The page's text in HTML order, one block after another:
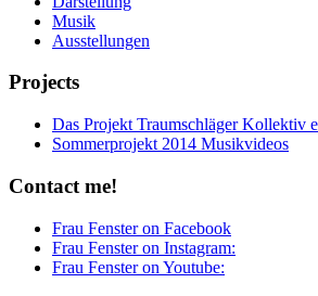
Musik
Ausstellungen
Projects
Das Projekt Traumschläger Kollektiv
Sommerprojekt 2014 Musikvideos
Contact me!
Frau Fenster on Facebook
Frau Fenster on Instagram:
Frau Fenster on Youtube: